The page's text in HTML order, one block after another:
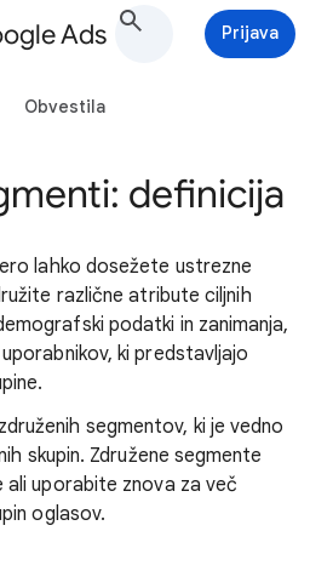
Ads Prijava
Obvestila
definicija
lahko dosežete ustrezne
različne atribute ciljnih
podatki in zanimanja,
ki predstavljajo
segmentov, ki je vedno
skupin. Združene segmente
uporabite znova za več
oglasov.